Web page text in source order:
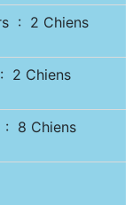
: 2 Chiens
2 Chiens
: 8 Chiens